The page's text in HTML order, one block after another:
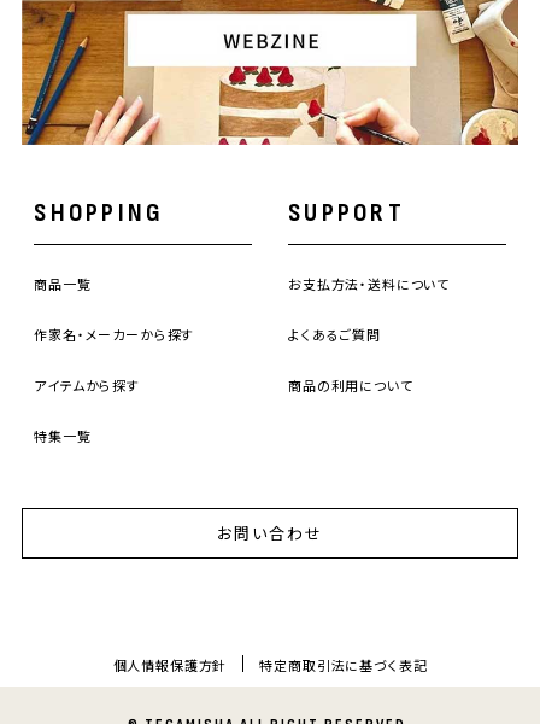
SHOPPING
商品一覧
作家名・メーカーから探す
アイテムから探す
特集一覧
SUPPORT
お支払方法・送料について
よくあるご質問
商品の利用について
お問い合わせ
個人情報保護方針 特定商取引法に基づく表記